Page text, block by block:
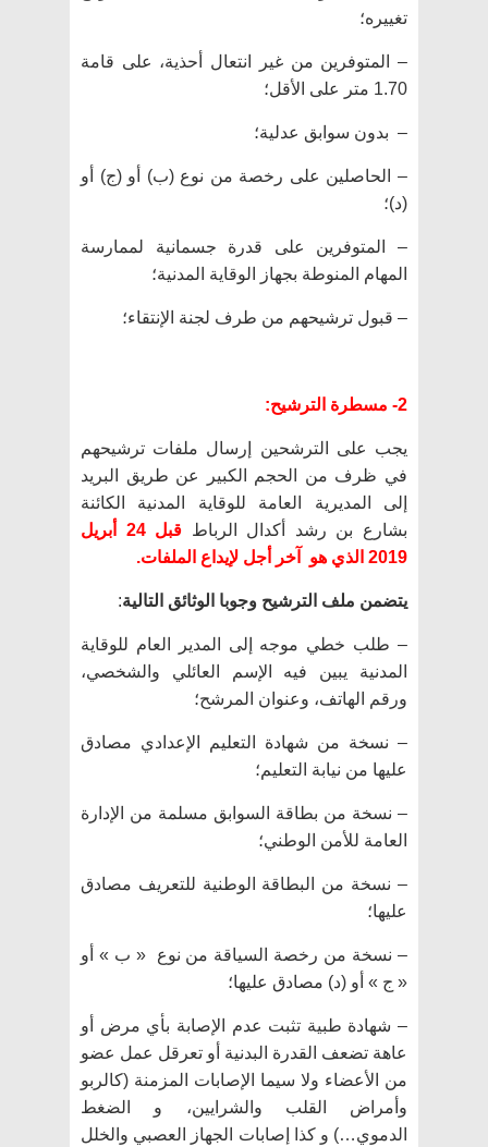
تغييره؛
– المتوفرين من غير انتعال أحذية، على قامة
1.70 متر على الأقل؛
– بدون سوابق عدلية؛
– الحاصلين على رخصة من نوع (ب) أو (ج) أو
(د)؛
– المتوفرين على قدرة جسمانية لممارسة
المهام المنوطة بجهاز الوقاية المدنية؛
– قبول ترشيحهم من طرف لجنة الإنتقاء؛
2- مسطرة الترشيح:
يجب على الترشحين إرسال ملفات ترشيحهم
في ظرف من الحجم الكبير عن طريق البريد
إلى المديرية العامة للوقاية المدنية الكائنة
بشارع بن رشد أكدال الرباط
قبل 24 أبريل
2019 الذي هو آخر أجل لإيداع الملفات.
يتضمن ملف الترشيح وجوبا الوثائق التالية:
– طلب خطي موجه إلى المدير العام للوقاية
المدنية يبين فيه الإسم العائلي والشخصي،
ورقم الهاتف، وعنوان المرشح؛
– نسخة من شهادة التعليم الإعدادي مصادق
عليها من نيابة التعليم؛
– نسخة من بطاقة السوابق مسلمة من الإدارة
العامة للأمن الوطني؛
– نسخة من البطاقة الوطنية للتعريف مصادق
عليها؛
– نسخة من رخصة السياقة من نوع « ب » أو
« ج » أو (د) مصادق عليها؛
– شهادة طبية تثبت عدم الإصابة بأي مرض أو
عاهة تضعف القدرة البدنية أو تعرقل عمل عضو
من الأعضاء ولا سيما الإصابات المزمنة (كالربو
وأمراض القلب والشرايين، و الضغط
الدموي…) و كذا إصابات الجهاز العصبي والخلل